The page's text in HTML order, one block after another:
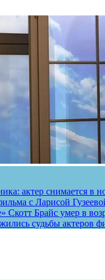
актер снимается в
с Ларисой
Скотт Брайс умер в
судьбы актеров